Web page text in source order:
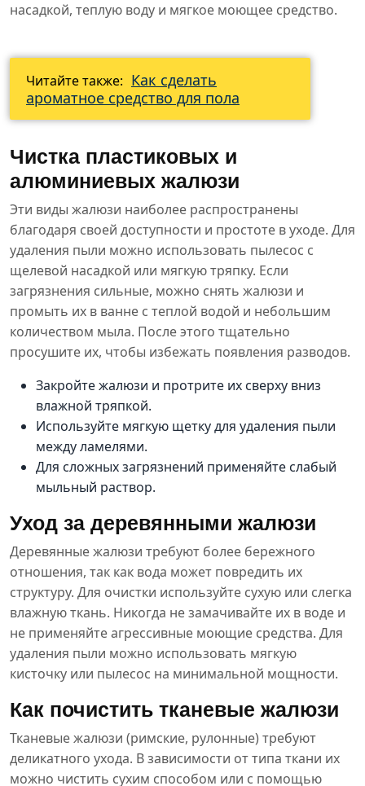
насадкой, теплую воду и мягкое моющее средство.
Читайте также: Как сделать
ароматное средство для пола
Чистка пластиковых и
алюминиевых жалюзи
Эти виды жалюзи наиболее распространены
благодаря своей доступности и простоте в уходе. Для
удаления пыли можно использовать пылесос с
щелевой насадкой или мягкую тряпку. Если
загрязнения сильные, можно снять жалюзи и
промыть их в ванне с теплой водой и небольшим
количеством мыла. После этого тщательно
просушите их, чтобы избежать появления разводов.
Закройте жалюзи и протрите их сверху вниз
влажной тряпкой.
Используйте мягкую щетку для удаления пыли
между ламелями.
Для сложных загрязнений применяйте слабый
мыльный раствор.
Уход за деревянными жалюзи
Деревянные жалюзи требуют более бережного
отношения, так как вода может повредить их
структуру. Для очистки используйте сухую или слегка
влажную ткань. Никогда не замачивайте их в воде и
не применяйте агрессивные моющие средства. Для
удаления пыли можно использовать мягкую
кисточку или пылесос на минимальной мощности.
Как почистить тканевые жалюзи
Тканевые жалюзи (римские, рулонные) требуют
деликатного ухода. В зависимости от типа ткани их
можно чистить сухим способом или с помощью